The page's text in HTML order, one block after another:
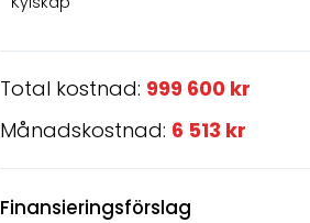
Total kostnad: 999 600 kr
Månadskostnad: 6 513 kr
Finansieringsförslag